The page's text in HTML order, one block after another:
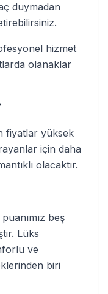
duymadan
hizmet
olanaklar
fiyatlar yüksek
için daha
olacaktır.
beş
Lüks
ve
biri